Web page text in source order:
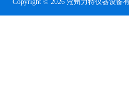
Copyright © 2026 沧州力特仪器设备